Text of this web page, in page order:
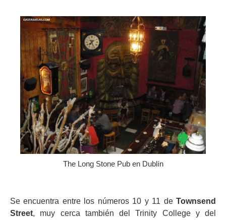
The Long Stone Pub en Dublín
Se encuentra entre los números 10 y 11 deTownsend
Street, muy cerca también del Trinity College y del